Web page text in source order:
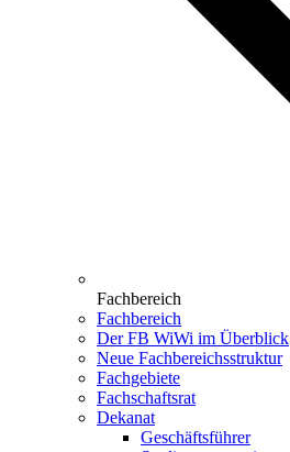
Fachbereich
Fachbereich
Der FB WiWi im Überblick
Neue Fachbereichsstruktur
Fachgebiete
Fachschaftsrat
Dekanat
Geschäftsführer